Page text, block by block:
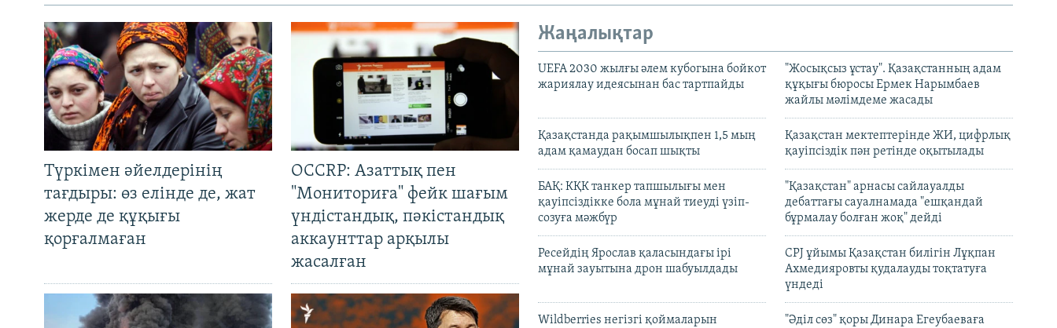
Түркімен әйелдерінің
тағдыры: өз елінде де, жат
жерде де құқығы
қорғалмаған
OCCRP: Азаттық пен
"Мониториға" фейк шағым
үндістандық, пәкістандық
аккаунттар арқылы
жасалған
Жаңалықтар
UEFA 2030 жылғы әлем кубогына бойкот
жариялау идеясынан бас тартпайды
"Жосықсыз ұстау". Қазақстанның адам
құқығы бюросы Ермек Нарымбаев
жайлы мәлімдеме жасады
Қазақстанда рақымшылықпен 1,5 мың
адам қамаудан босап шықты
Қазақстан мектептерінде ЖИ, цифрлық
қауіпсіздік пән ретінде оқытылады
БАҚ: КҚК танкер тапшылығы мен
қауіпсіздікке бола мұнай тиеуді үзіп-
созуға мәжбүр
"Қазақстан" арнасы сайлауалды
дебаттағы сауалнамада "ешқандай
бұрмалау болған жоқ" дейді
Ресейдің Ярослав қаласындағы ірі
мұнай зауытына дрон шабуылдады
CPJ ұйымы Қазақстан билігін Лұқпан
Ахмедияровты қудалауды тоқтатуға
үндеді
Wildberries негізгі қоймаларын
"Әділ сөз" қоры Динара Егеубаеваға